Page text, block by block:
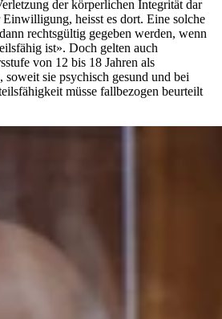
der körperlichen Integrität dar
heisst es dort. Eine solche
rechtsgültig gegeben werden, wenn
ist». Doch gelten auch
von 12 bis 18 Jahren als
sie psychisch gesund und bei
müsse fallbezogen beurteilt